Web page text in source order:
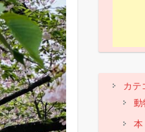
カテ
動
本